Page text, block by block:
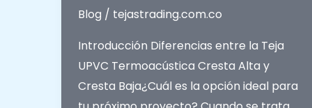
Blog / tejastrading.com.co
Introducción Diferencias entre la Teja
UPVC Termoacústica Cresta Alta y
Cresta Baja¿Cuál es la opción ideal para